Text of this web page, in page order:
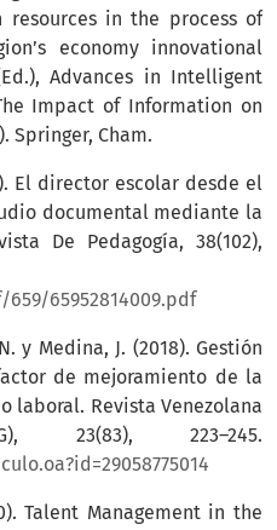
resources in the process of
economy innovational
Advances in Intelligent
Impact of Information on
Springer, Cham.
El director escolar desde el
documental mediante la
De Pedagogía, 38(102),
65952814009.pdf
y Medina, J. (2018). Gestión
de mejoramiento de la
laboral. Revista Venezolana
23(83), 223–245.
Talent Management in the